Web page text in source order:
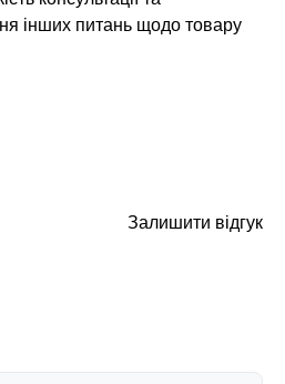
інших питань щодо товару
Залишити відгук